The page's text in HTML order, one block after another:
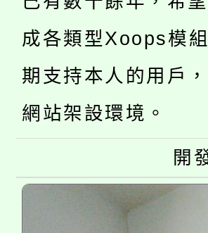
8月14至27日
115年桃園市
田徑場及游
桃園市低收
視費優惠，
半價優惠，
者。
大園自造教
份教師增能
大溪自造教
份教師研習
淨零綠生活
成各類型Xoops模
期支持本人的用戶
網站架設環境。
開